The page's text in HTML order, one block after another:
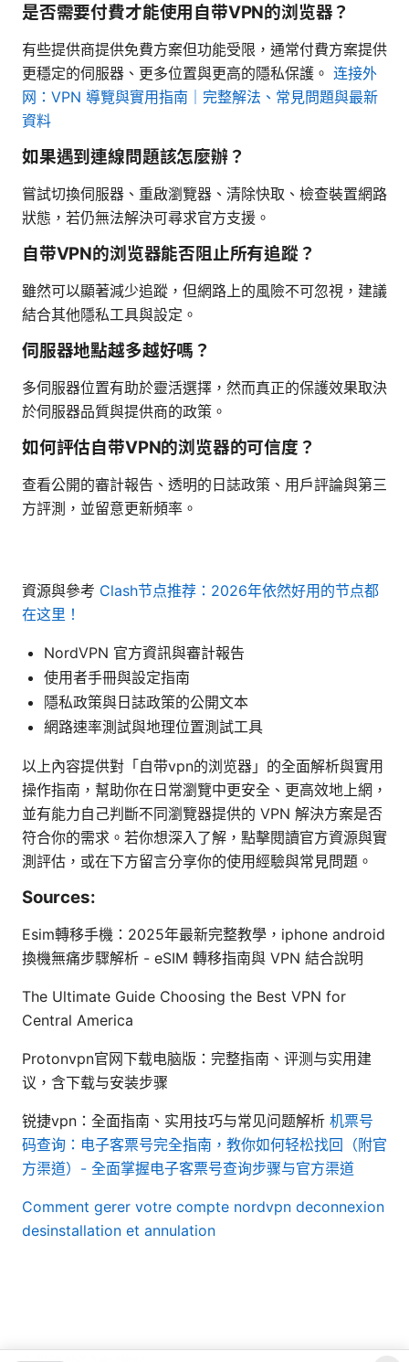
是否需要付費才能使用自带VPN的浏览器？
有些提供商提供免費方案但功能受限，通常付費方案提供
更穩定的伺服器、更多位置與更高的隱私保護。 连接外
网：VPN 導覽與實用指南｜完整解法、常見問題與最新
資料
如果遇到連線問題該怎麼辦？
嘗試切換伺服器、重啟瀏覽器、清除快取、檢查裝置網路
狀態，若仍無法解決可尋求官方支援。
自带VPN的浏览器能否阻止所有追蹤？
雖然可以顯著減少追蹤，但網路上的風險不可忽視，建議
結合其他隱私工具與設定。
伺服器地點越多越好嗎？
多伺服器位置有助於靈活選擇，然而真正的保護效果取決
於伺服器品質與提供商的政策。
如何評估自带VPN的浏览器的可信度？
查看公開的審計報告、透明的日誌政策、用戶評論與第三
方評測，並留意更新頻率。
資源與參考 Clash节点推荐：2026年依然好用的节点都
在这里！
NordVPN 官方資訊與審計報告
使用者手冊與設定指南
隱私政策與日誌政策的公開文本
網路速率測試與地理位置測試工具
以上內容提供對「自带vpn的浏览器」的全面解析與實用
操作指南，幫助你在日常瀏覽中更安全、更高效地上網，
並有能力自己判斷不同瀏覽器提供的 VPN 解決方案是否
符合你的需求。若你想深入了解，點擊閱讀官方資源與實
測評估，或在下方留言分享你的使用經驗與常見問題。
Sources:
Esim轉移手機：2025年最新完整教學，iphone android
換機無痛步驟解析 - eSIM 轉移指南與 VPN 結合說明
The Ultimate Guide Choosing the Best VPN for
Central America
Protonvpn官网下载电脑版：完整指南、评测与实用建
议，含下载与安装步骤
锐捷vpn：全面指南、实用技巧与常见问题解析 机票号
码查询：电子客票号完全指南，教你如何轻松找回（附官
方渠道）- 全面掌握电子客票号查询步骤与官方渠道
Comment gerer votre compte nordvpn deconnexion
desinstallation et annulation
© 2026 ANY Side Effects